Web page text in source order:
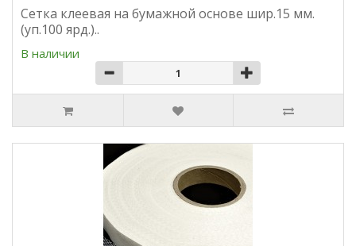
Сетка клеевая на бумажной основе шир.15 мм.
(уп.100 ярд.)..
В наличии